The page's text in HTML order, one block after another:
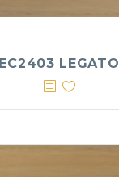
EC2403 LEGATO